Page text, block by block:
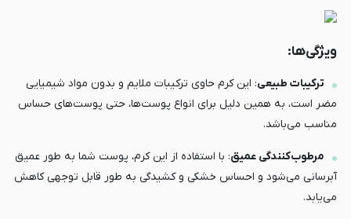
ویژگی‌ها:
ترکیبات طبیعی: این کرم حاوی ترکیبات ملایم و بدون مواد شیمیایی
مضر است، به همین دلیل برای انواع پوست‌ها، حتی پوست‌های حساس
مناسب می‌باشد.
مرطوب‌کنندگی عمیق: با استفاده از این کرم، پوست شما به طور عمیق
آبرسانی می‌شود و احساس خشکی و کشیدگی به طور قابل توجهی کاهش
می‌یابد.